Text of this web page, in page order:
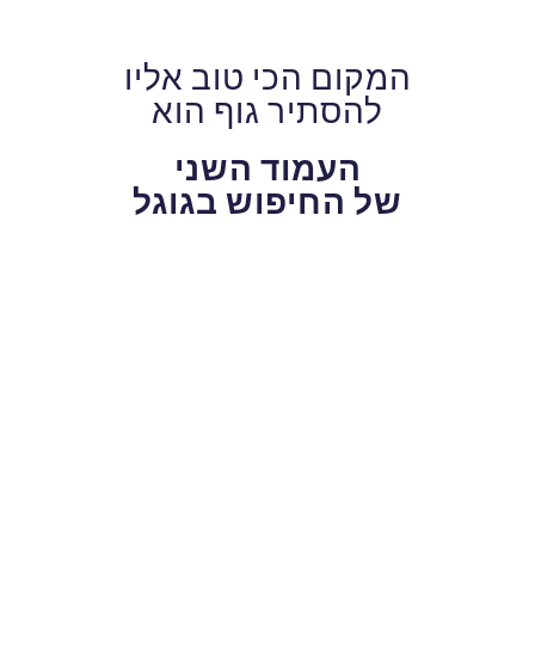
המקום הכי טוב אליו
להסתיר גוף הוא
העמוד השני
של החיפוש בגוגל